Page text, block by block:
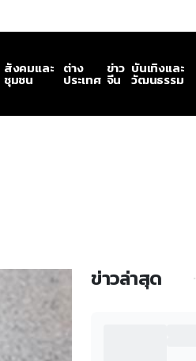
สังคมและ
ชุมชน
ต่าง
ประเทศ
ข่าว
จีน
บันเทิงและ
วัฒนธรรม
ข่าวล่าสุด